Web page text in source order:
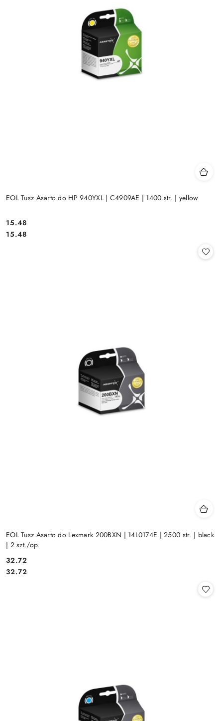
EOL Tusz Asarto do HP 940YXL | C4909AE | 1400 str. | yellow
Cena:
15.48
Cena:
15.48
EOL Tusz Asarto do Lexmark 200BXN | 14L0174E | 2500 str. | black
| 2 szt./op.
Cena:
32.72
Cena:
32.72